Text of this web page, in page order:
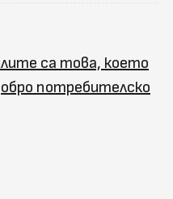
са това, което
потребителско